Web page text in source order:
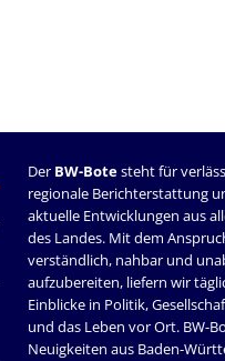
Der BW-Botesteht für
regionale Berichterstattung
aktuelle Entwicklungen aus
des Landes. Mit dem
verständlich, nahbar und
aufzubereiten, liefern wir
Einblicke in Politik,
und das Leben vor Ort. BW-
Neuigkeiten aus Baden-